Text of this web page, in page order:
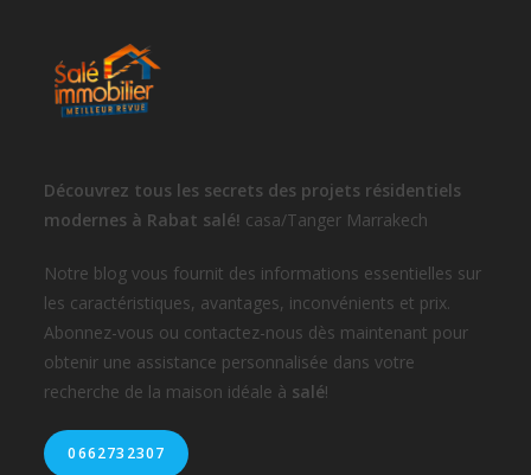
Découvrez tous les secrets des projets résidentiels
modernes à Rabat salé! casa/Tanger Marrakech
Notre blog vous fournit des informations essentielles sur
les caractéristiques, avantages, inconvénients et prix.
Abonnez-vous ou contactez-nous dès maintenant pour
obtenir une assistance personnalisée dans votre
recherche de la maison idéale à salé!
0662732307